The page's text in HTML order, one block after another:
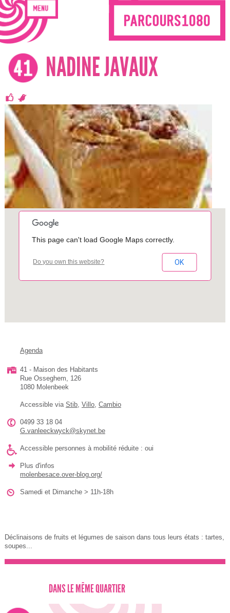
NADINE JAVAUX
This page can't load Google Maps correctly.
Do you own this website? OK
Agenda
41 - Maison des Habitants
Rue Osseghem, 126
1080 Molenbeek
Accessible via Stib, Villo, Cambio
0499 33 18 04
G.vanleeckwyck@skynet.be
Accessible personnes à mobilité réduite : oui
Plus d'infos
molenbesace.over-blog.org/
Samedi et Dimanche > 11h-18h
Déclinaisons de fruits et légumes de saison dans tous leurs états : tartes,
soupes...
DANS LE MÊME QUARTIER